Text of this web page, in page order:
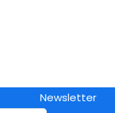
Newsletter